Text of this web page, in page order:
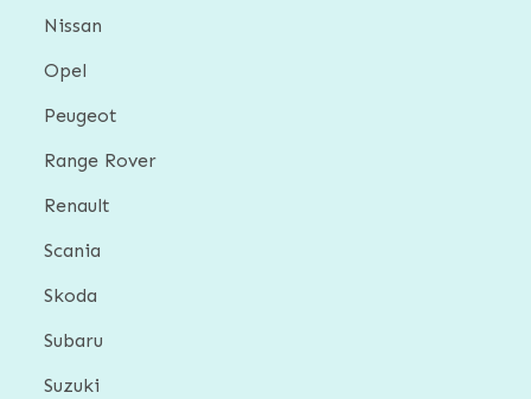
Nissan
Opel
Peugeot
Range Rover
Renault
Scania
Skoda
Subaru
Suzuki